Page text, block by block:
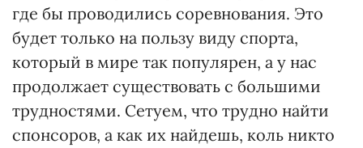
где бы проводились соревнования. Это
будет только на пользу виду спорта,
который в мире так популярен, а у нас
продолжает существовать с большими
трудностями. Сетуем, что трудно найти
спонсоров, а как их найдешь, коль никто